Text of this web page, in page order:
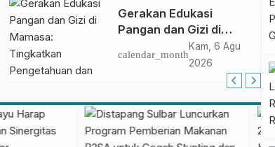
Perjanjian Tugas
Belajar 2026
Gerakan Edukasi
Pangan dan Gizi di
Mamasa: Tingkatkan
Pengetahuan dan
Keterampilan Keluarga
calendar_month
Kam, 6 Agu
2026